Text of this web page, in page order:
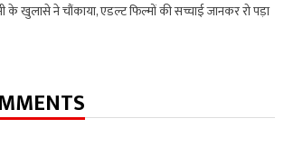
के खुलासे ने चौंकाया, एडल्ट फिल्मों की सच्चाई जानकर रो पड़ा